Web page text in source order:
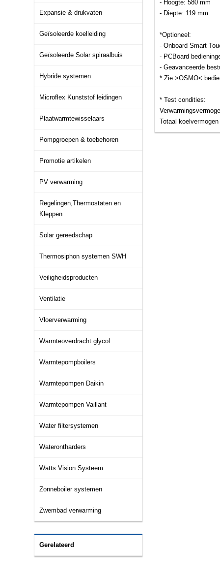
Expansie & drukvaten
Geïsoleerde koelleiding
Geïsoleerde Solar spiraalbuis
Hybride systemen
Microflex Kunststof leidingen
Plaatwarmtewisselaars
Pompgroepen & toebehoren
Promotie artikelen
PV verwarming
Regelingen,Thermostaten en
Kleppen
Solar gereedschap
Thermosiphon systemen SWH
Veiligheidsproducten
Ventilatie
Vloerverwarming
Warmteoverdracht glycol
Warmtepompboilers
Warmtepompen Daikin
Warmtepompen Vaillant
Water filtersystemen
Waterontharders
Watts Vision Systeem
Zonneboiler systemen
Zwembad verwarming
Gerelateerd
- Hoogte: 580 mm
- Diepte: 119 mm
*Optioneel:
- Onboard Smart
- PCBoard
- Geavanceerde
* Zie >OSMO<
* Test condities:
Totaal